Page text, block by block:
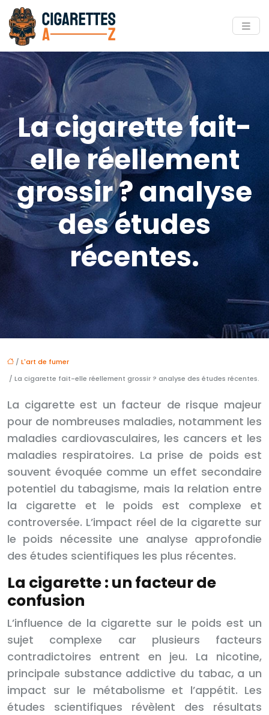
La cigarette fait-
elle réellement
grossir ? analyse
des études
récentes.
/ L'art de fumer
/ La cigarette fait-elle réellement grossir ? analyse des études récentes.
La cigarette est un facteur de risque majeur
pour de nombreuses maladies, notamment les
maladies cardiovasculaires, les cancers et les
maladies respiratoires. La prise de poids est
souvent évoquée comme un effet secondaire
potentiel du tabagisme, mais la relation entre
la cigarette et le poids est complexe et
controversée. L’impact réel de la cigarette sur
le poids nécessite une analyse approfondie
des études scientifiques les plus récentes.
La cigarette : un facteur de
confusion
L’influence de la cigarette sur le poids est un
sujet complexe car plusieurs facteurs
contradictoires entrent en jeu. La nicotine,
principale substance addictive du tabac, a un
impact sur le métabolisme et l’appétit. Les
études scientifiques révèlent des résultats